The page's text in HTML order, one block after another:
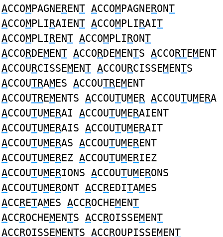
ACCOMPAGNERENT ACCOMPAGNERONT
ACCOMPLIRAIENT ACCOMPLIRAIT
ACCOMPLIRENT ACCOMPLIRONT
ACCORDEMENT ACCORDEMENTS ACCORTEMENT
ACCOURCISSEMENT ACCOURCISSEMENTS
ACCOUTRAMES ACCOUTREMENT
ACCOUTREMENTS ACCOUTUMER ACCOUTUMERA
ACCOUTUMERAI ACCOUTUMERAIENT
ACCOUTUMERAIS ACCOUTUMERAIT
ACCOUTUMERAS ACCOUTUMERENT
ACCOUTUMEREZ ACCOUTUMERIEZ
ACCOUTUMERIONS ACCOUTUMERONS
ACCOUTUMERONT ACCREDITAMES
ACCRETAMES ACCROCHEMENT
ACCROCHEMENTS ACCROISSEMENT
ACCROISSEMENTS ACCROUPISSEMENT